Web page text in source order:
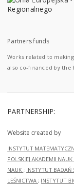
Partners funds
Works related to
also co-financed by the
PARTNERSHIP:
Website created by
INSTYTUT
POLSKIEJ AKADEMII NAUK
NAUK ; INSTYTUT BADAŃ
LEŚNICTWA ; INSTYTUT